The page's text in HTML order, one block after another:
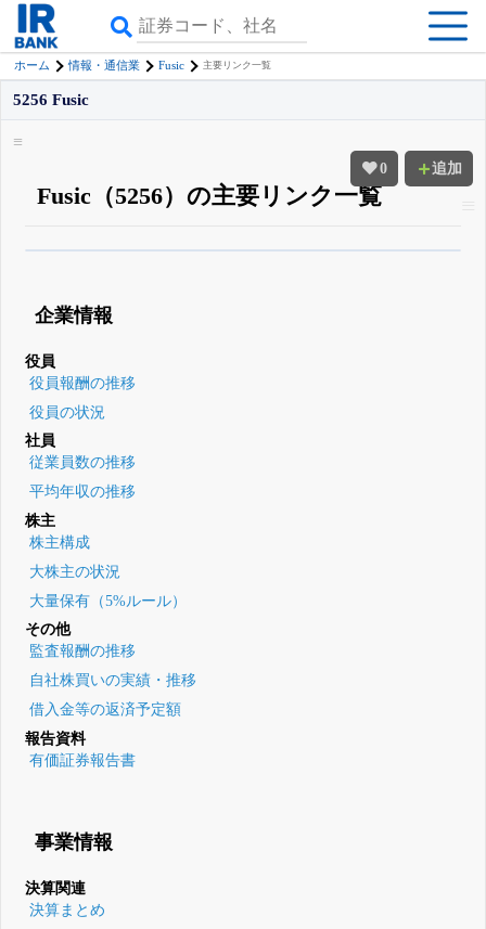
ホーム 情報・通信業 Fusic 主要リンク一覧
0 追加
5256 Fusic
Fusic（5256）の主要リンク一覧
登録すると永久30%OFFと米株版の先行利用も付きます
企業情報
役員
役員報酬の推移
役員の状況
社員
従業員数の推移
平均年収の推移
株主
株主構成
大株主の状況
大量保有（5%ルール）
その他
監査報酬の推移
自社株買いの実績・推移
借入金等の返済予定額
報告資料
有価証券報告書
事業情報
決算関連
決算まとめ